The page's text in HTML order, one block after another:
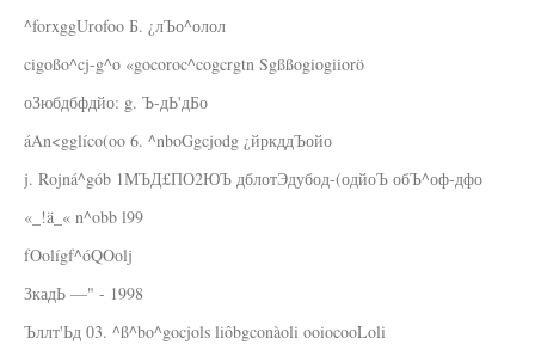
^forxggUrofoo Б. ¿лЪо^олол
cigoßo^cj-g^o «gocoroc^cogcrgtn Sgßßogiogiiorö
оЗюбдбфдйо: g. Ъ-дЬ'дБо
áAn<gglíco(oo 6. ^nboGgcjodg ¿йркддЪойо
j. Rojná^gób 1МЪД£ПО2ЮЪ дблотЭдубод-(одйоЪ обЪ^оф-дфо
«_!ä_« n^obb l99
fOolígf^óQOolj
ЗкадЬ —" - 1998
Ъллт'Ьд 03. ^ß^bo^gocjols liôbgconàoli ooiocooLoli